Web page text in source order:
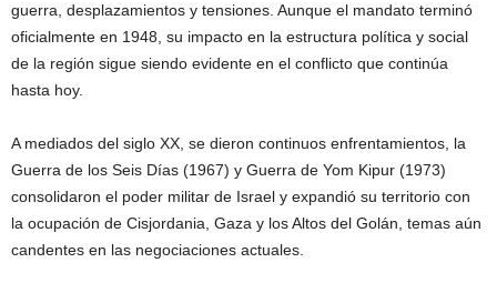
guerra, desplazamientos y tensiones. Aunque el mandato terminó
oficialmente en 1948, su impacto en la estructura política y social
de la región sigue siendo evidente en el conflicto que continúa
hasta hoy.
A mediados del siglo XX, se dieron continuos enfrentamientos, la
Guerra de los Seis Días (1967) y Guerra de Yom Kipur (1973)
consolidaron el poder militar de Israel y expandió su territorio con
la ocupación de Cisjordania, Gaza y los Altos del Golán, temas aún
candentes en las negociaciones actuales.